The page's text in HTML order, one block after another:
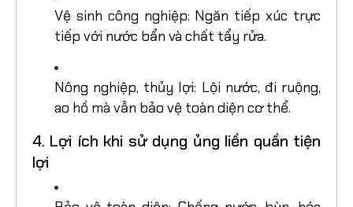
Vệ sinh công nghiệp: Ngăn tiếp xúc trực
tiếp với nước bẩn và chất tẩy rửa.
Nông nghiệp, thủy lợi: Lội nước, đi ruộng,
ao hồ mà vẫn bảo vệ toàn diện cơ thể.
4. Lợi ích khi sử dụng ủng liền quần tiện
lợi